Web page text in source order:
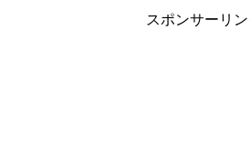
スポンサーリン